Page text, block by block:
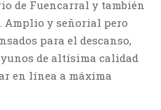
de Fuencarral y también
Amplio y señorial pero
para el descanso,
de altísima calidad
en línea a máxima